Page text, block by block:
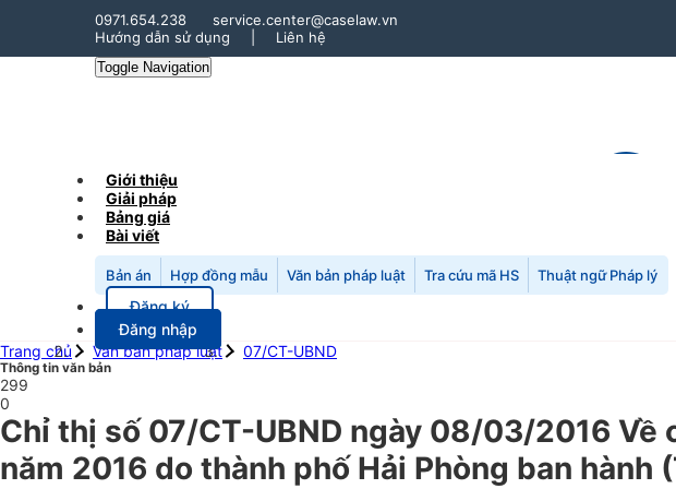
0971.654.238
service.center@caselaw.vn
Hướng dẫn sử dụng
Liên hệ
Toggle Navigation
Giới thiệu
Giải pháp
Bảng giá
Bài viết
Bản án Hợp đồng mẫu Văn bản pháp luật Tra cứu mã HS Thuật ngữ Pháp lý
Đăng ký
Đăng nhập
Trang chủ
Văn bản pháp luật 07/CT-UBND
Thông tin văn bản
299
0
Chỉ thị số 07/CT-UBND ngày 08/03/2016
năm 2016 do thành phố Hải Phòng ban